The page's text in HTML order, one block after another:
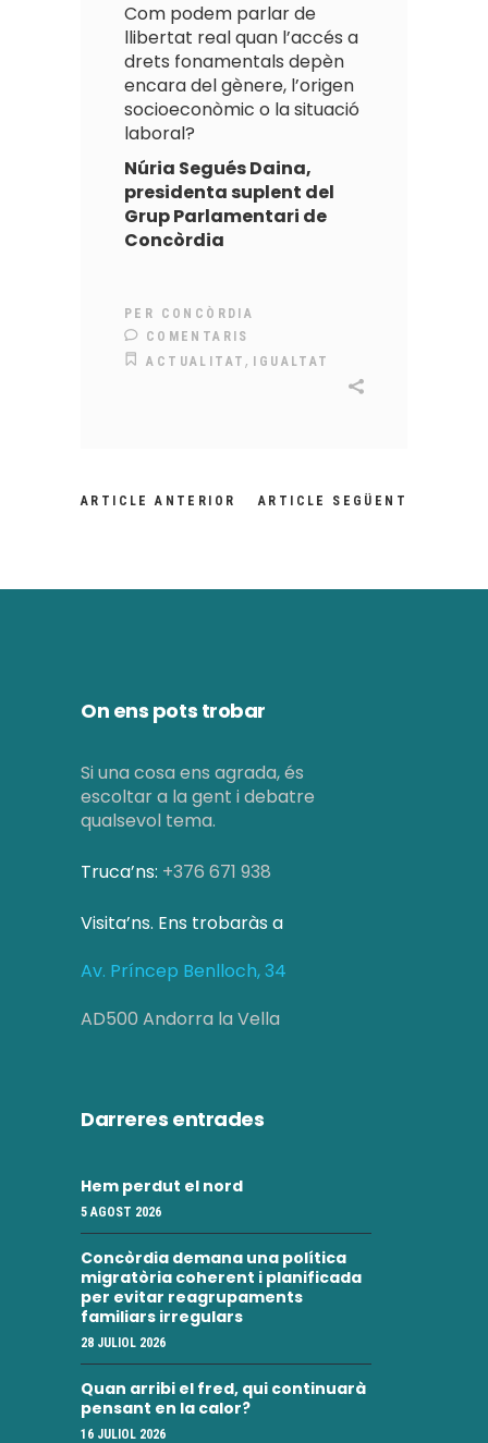
Com podem parlar de
llibertat real quan l’accés a
drets fonamentals depèn
encara del gènere, l’origen
socioeconòmic o la situació
laboral?
Núria Segués Daina,
presidenta suplent del
Grup Parlamentari de
Concòrdia
PER CONCÒRDIA
COMENTARIS
ACTUALITAT, IGUALTAT
ARTICLE ANTERIOR ARTICLE SEGÜENT
On ens pots trobar
Si una cosa ens agrada, és
escoltar a la gent i debatre
qualsevol tema.
Truca’ns: +376 671 938
Visita’ns. Ens trobaràs a
Av. Príncep Benlloch, 34
AD500 Andorra la Vella
Darreres entrades
Hem perdut el nord
5 AGOST 2026
Concòrdia demana una política
migratòria coherent i planificada
per evitar reagrupaments
familiars irregulars
28 JULIOL 2026
Quan arribi el fred, qui continuarà
pensant en la calor?
16 JULIOL 2026